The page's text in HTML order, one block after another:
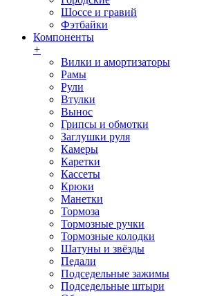
Шоссе и гравий
Фэтбайки
Компоненты
+
Вилки и амортизаторы
Рамы
Рули
Втулки
Вынос
Грипсы и обмотки
Заглушки руля
Камеры
Каретки
Кассеты
Крюки
Манетки
Тормоза
Тормозные ручки
Тормозные колодки
Шатуны и звёзды
Педали
Подседельные зажимы
Подседельные штыри